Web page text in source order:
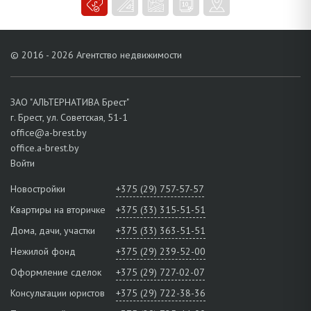
© 2016 - 2026 Агентство недвижимости
ЗАО "АЛЬТЕРНАТИВА Брест"
г. Брест, ул. Советская, 51-1
office@a-brest.by
office.a-brest.by
Войти
Новостройки
+375 (29) 757-57-57
Квартиры на вторичке
+375 (33) 315-51-51
Дома, дачи, участки
+375 (33) 363-51-51
Нежилой фонд
+375 (29) 239-52-00
Оформление сделок
+375 (29) 727-02-07
Консультации юристов
+375 (29) 722-38-36